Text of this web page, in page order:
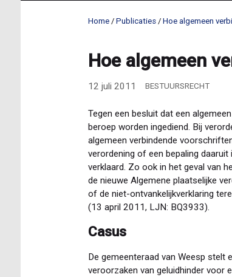
Home Publicaties Hoe algemeen
Hoe algemeen
12 juli 2011 BESTUURSRECHT
Tegen een besluit dat een
beroep worden ingediend. Bij
algemeen verbindende
verordening of een bepaling
verklaard. Zo ook in het geval van
de nieuwe Algemene plaatselijke
of de niet-ontvankelijkverklaring
(13 april 2011, LJN: BQ3933).
Casus
De gemeenteraad van Weesp stelt
veroorzaken van geluidhinder voor